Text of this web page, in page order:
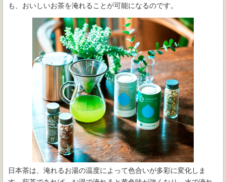
も、おいしいお茶を淹れることが可能になるのです。
日本茶は、淹れるお湯の温度によって色合いが多彩に変化しま